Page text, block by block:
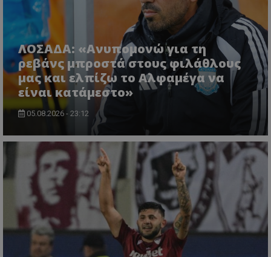
ΛΟΣΑΔΑ: «Ανυπομονώ για τη
ρεβάνς μπροστά στους φιλάθλους
μας και ελπίζω το Αλφαμέγα να
είναι κατάμεστο»
05.08.2026 - 23:12